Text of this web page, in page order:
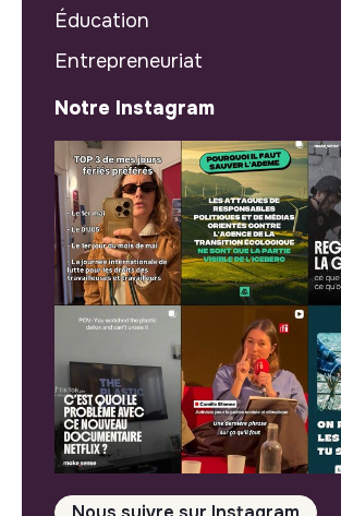
Éducation
Entrepreneuriat
Notre Instagram